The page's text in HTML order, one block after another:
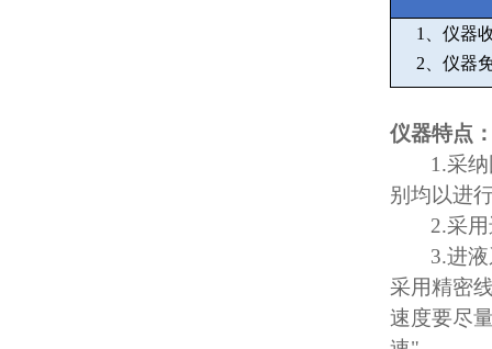
1
、仪器
2 、仪器
仪器特点
1.采
别均以进
2.采
3.进
采用精密
速度要尽